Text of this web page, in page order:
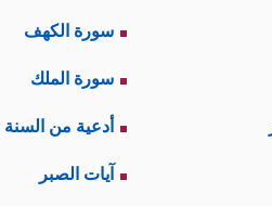
سورة الكهف
سورة الملك
أدعية من السنة
آيات الصبر